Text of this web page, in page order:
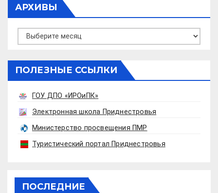
АРХИВЫ
Архивы
ПОЛЕЗНЫЕ ССЫЛКИ
ГОУ ДПО «ИРОиПК»
Электронная школа Приднестровья
Министерство просвещения ПМР
Туристический портал Приднестровья
ПОСЛЕДНИЕ